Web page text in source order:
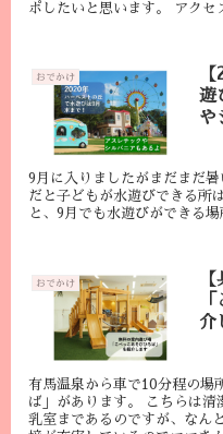
ポしたいと思います。 アクセ
おでかけ
遊
や
9月に入りましたがまだまだ
だと子どもが水遊びできる所
と、9月でも水遊びができる
おでかけ
介
有馬温泉から車で10分程の場
ば」があります。 こちらは
乳室まであるのですが、なん